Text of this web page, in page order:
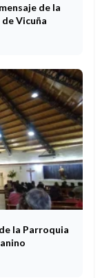
de la
Vicuña
la Parroquia